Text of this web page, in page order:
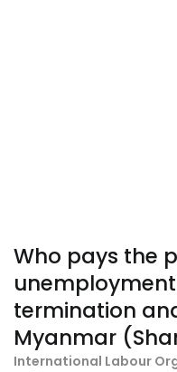
Who pays the
termination
Myanmar
International Labour